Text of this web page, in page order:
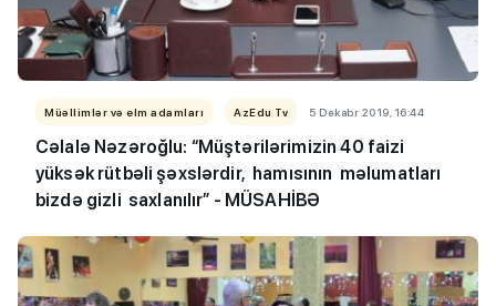
Müəllimlər və elm adamları AzEdu Tv 5 Dekabr 2019, 16:44
Cəlalə Nəzəroğlu: “Müştərilərimizin 40 faizi
yüksək rütbəli şəxslərdir, hamısının məlumatları
bizdə gizli saxlanılır” - MÜSAHİBƏ